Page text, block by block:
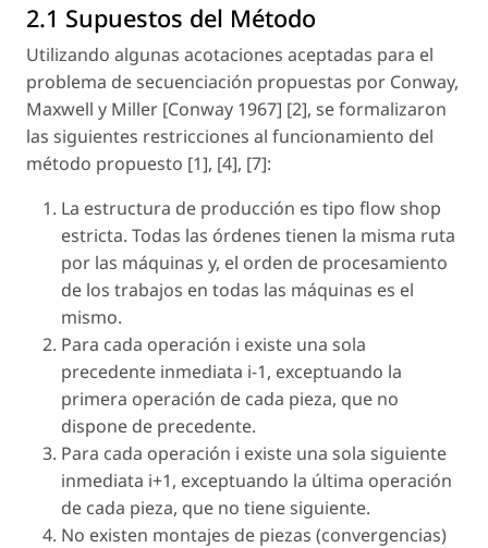
2.1 Supuestos del Método
Utilizando algunas acotaciones aceptadas para el
problema de secuenciación propuestas por Conway,
Maxwell y Miller [Conway 1967] [2], se formalizaron
las siguientes restricciones al funcionamiento del
método propuesto [1], [4], [7]:
La estructura de producción es tipo flow shop
estricta. Todas las órdenes tienen la misma ruta
por las máquinas y, el orden de procesamiento
de los trabajos en todas las máquinas es el
mismo.
Para cada operación i existe una sola
precedente inmediata i-1, exceptuando la
primera operación de cada pieza, que no
dispone de precedente.
Para cada operación i existe una sola siguiente
inmediata i+1, exceptuando la última operación
de cada pieza, que no tiene siguiente.
No existen montajes de piezas (convergencias)